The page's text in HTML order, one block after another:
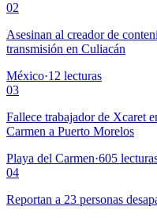
02
Asesinan al creador de
transmisión en Culiacán
México·12 lecturas
03
Fallece trabajador de Xcaret
Carmen a Puerto Morelos
Playa del Carmen·605
04
Reportan a 23 personas